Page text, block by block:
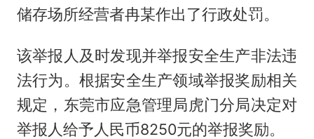
储存场所经营者冉某作出了行政处罚。
该举报人及时发现并举报安全生产非法违
法行为。根据安全生产领域举报奖励相关
规定，东莞市应急管理局虎门分局决定对
举报人给予人民币8250元的举报奖励。